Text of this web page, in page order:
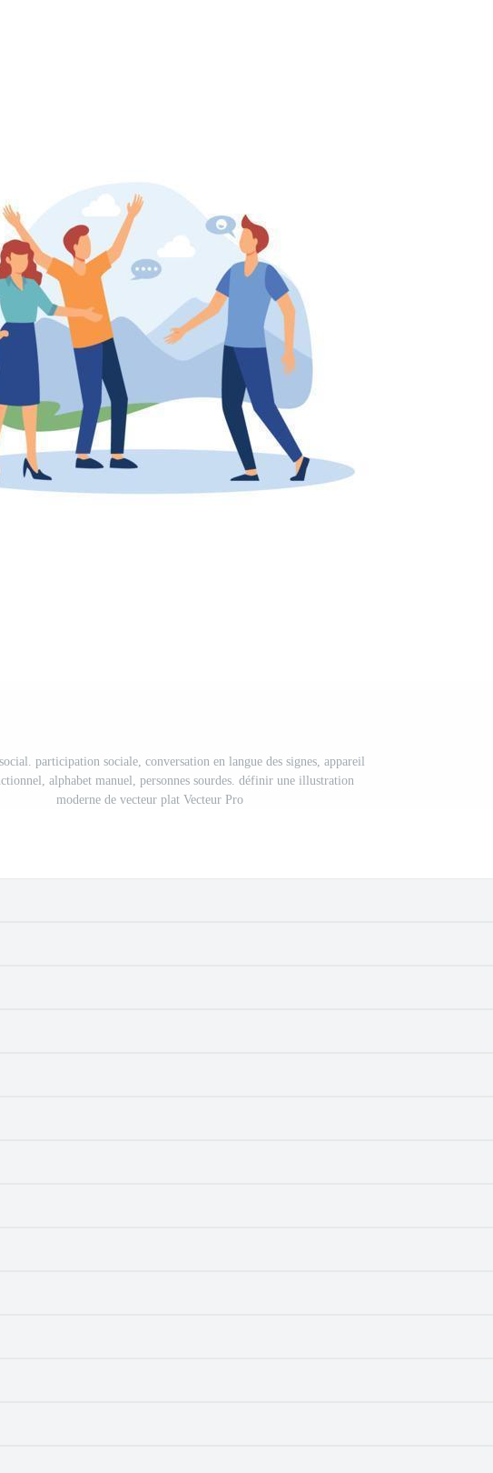
participation sociale, conversation en langue des signes, appareil
alphabet manuel, personnes sourdes. définir une illustration
moderne de vecteur plat Vecteur Pro